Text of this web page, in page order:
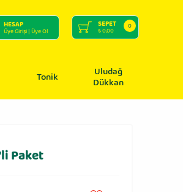
SEPET
₺0,00 0
HESAP
Üye Girişi| Üye Ol
Tonik Uludağ
Dükkan
Paket